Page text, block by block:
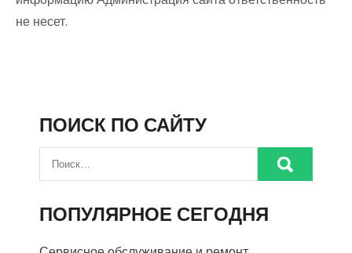
не несет.
ПОИСК ПО САЙТУ
ПОПУЛЯРНОЕ СЕГОДНЯ